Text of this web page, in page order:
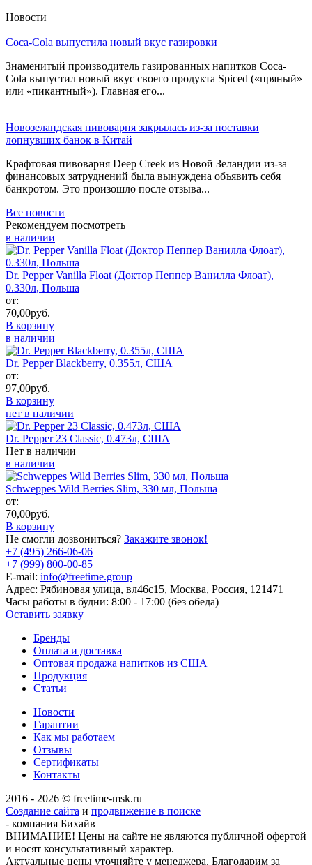
Новости
Coca-Cola выпустила новый вкус газировки
Знаменитый производитель газированных напитков Coca-
Cola выпустил новый вкус своего продукта Spiced («пряный»
или «пикантный»). Главная его...
Новозеландская пивоварня закрылась из-за поставки
лопнувших банок в Китай
Крафтовая пивоварня Deep Creek из Новой Зеландии из-за
финансовых затруднений была вынуждена объявить себя
банкротом. Это произошло после отзыва...
Все новости
Рекомендуем посмотреть
в наличии
Dr. Pepper Vanilla Float (Доктор Пеппер Ванилла Флоат),
0.330л, Польша
от:
70,00руб.
В корзину
в наличии
Dr. Pepper Blackberry, 0.355л, США
от:
97,00руб.
В корзину
нет в наличии
Dr. Pepper 23 Classic, 0.473л, США
Нет в наличии
в наличии
Schweppes Wild Berries Slim, 330 мл, Польша
от:
70,00руб.
В корзину
Не смогли дозвониться? Закажите звонок!
+7 (495) 266-06-06
+7 (999) 800-00-85
E-mail: info@freetime.group
Адрес: Рябиновая улица, вл46с15, Москва, Россия, 121471
Часы работы в будни: 8:00 - 17:00 (без обеда)
Оставить заявку
Бренды
Оплата и доставка
Оптовая продажа напитков из США
Продукция
Статьи
Новости
Гарантии
Как мы работаем
Отзывы
Сертификаты
Контакты
2016 - 2026 © freetime-msk.ru
Создание сайта и продвижение в поиске
- компания Бихайв
ВНИМАНИЕ! Цены на сайте не являются публичной офертой
и носят консультативный характер.
Актуальные цены уточняйте у менеджера. Благодарим за